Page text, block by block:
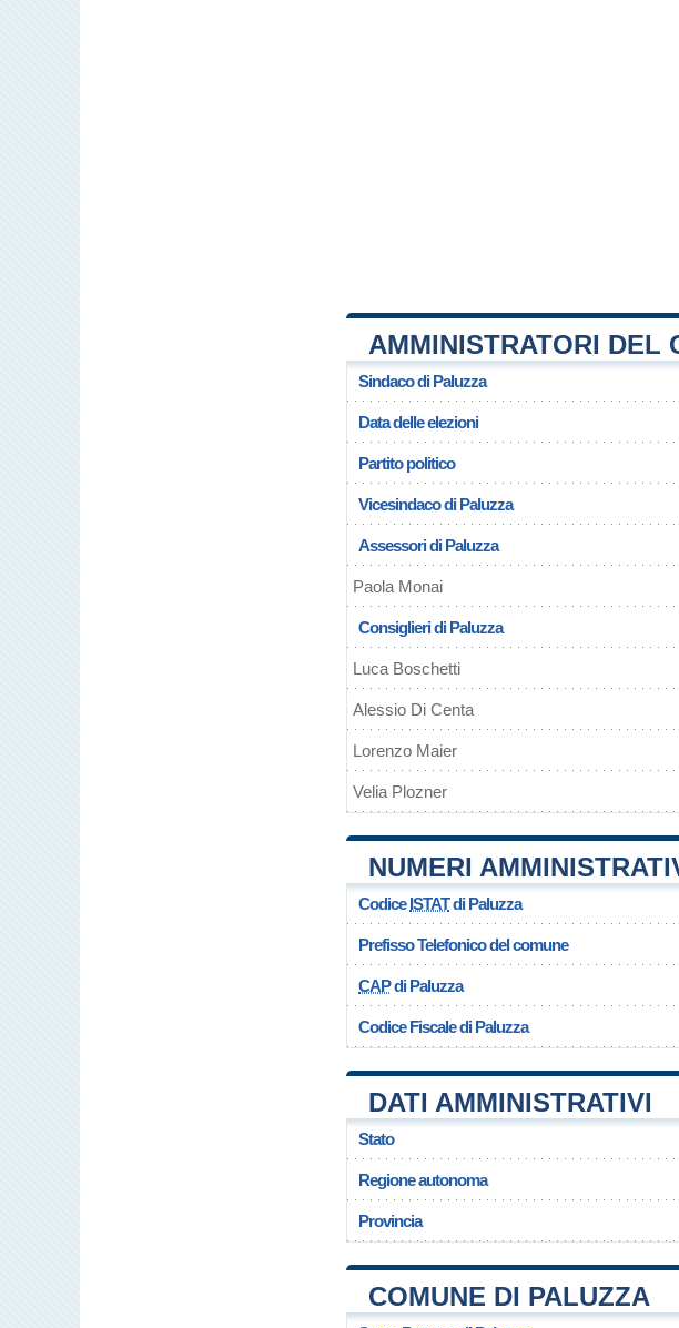
AMMINISTRATORI DEL
Sindaco di Paluzza
Data delle elezioni
Partito politico
Vicesindaco di Paluzza
Assessori di Paluzza
Paola Monai
Consiglieri di Paluzza
Luca Boschetti
Alessio Di Centa
Lorenzo Maier
Velia Plozner
NUMERI
CodiceISTATdi Paluzza
Prefisso Telefonico del comune
CAPdi Paluzza
Codice Fiscale di Paluzza
DATI AMMINISTRATIVI
Stato
Regione autonoma
Provincia
COMUNE DI PALUZZA